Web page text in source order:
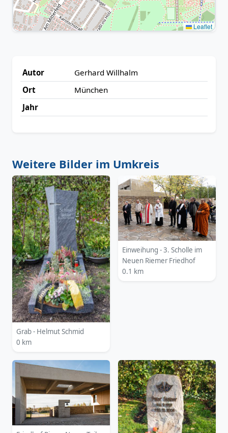
Leaflet
Autor
Gerhard Willhalm
Ort
München
Jahr
Weitere Bilder im Umkreis
Grab - Helmut Schmid
0 km
Einweihung - 3. Scholle im
Neuen Riemer Friedhof
0.1 km